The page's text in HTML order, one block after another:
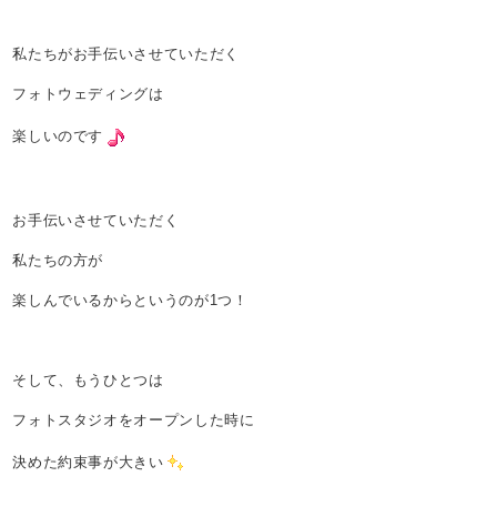
私たちがお手伝いさせていただく
フォトウェディングは
楽しいのです
お手伝いさせていただく
私たちの方が
楽しんでいるからというのが1つ！
そして、もうひとつは
フォトスタジオをオープンした時に
決めた約束事が大きい